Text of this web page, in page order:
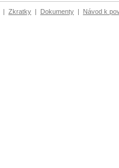
| Zkratky | Dokumenty | Návod k